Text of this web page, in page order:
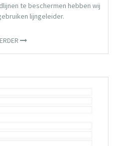
te beschermen hebben wij
lijngeleider.